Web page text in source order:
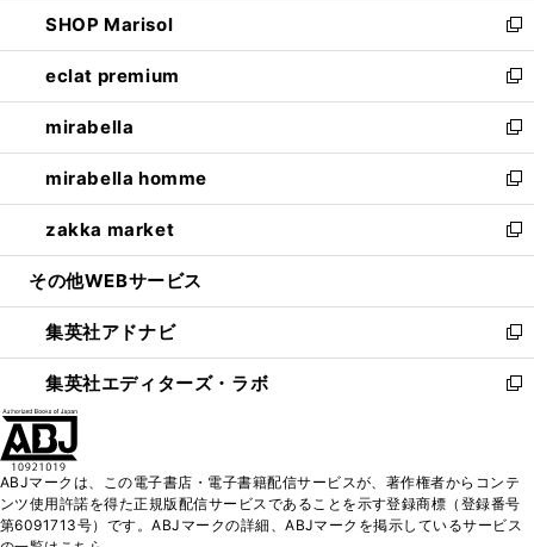
く
で
開
く
ド
ウ
で
開
く
ィ
ン
ド
ウ
で
開
く
い
ウ
ィ
ン
ド
ウ
で
開
く
SHOP Marisol
新
し
い
ウ
ィ
ン
ド
ウ
で
開
eclat premium
新
し
い
ウ
ィ
ン
ド
ウ
開
く
mirabella
新
し
い
ウ
ィ
ン
ウ
で
開
く
mirabella homme
新
し
い
ウ
ン
ド
ウ
で
zakka market
新
し
ウ
ィ
ン
ド
く
その他WEBサービス
集英社アドナビ
新
し
い
ド
ウ
で
集英社エディターズ・ラボ
新
ィ
ン
ド
ABJマークは、この電子書店・電子書籍配信サービスが、著作権者からコンテ
ンツ使用許諾を得た正規版配信サービスであることを示す登録商標（登録番号
第6091713号）です。ABJマークの詳細、ABJマークを掲示しているサービス